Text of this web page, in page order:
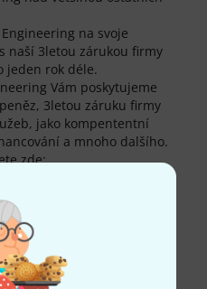
na svoje
naší 3letou zárukou firmy
jeden rok déle.
Vám poskytujeme
3letou záruku firmy
jako kompententní
a mnoho dalšího.
zde:
Engineering